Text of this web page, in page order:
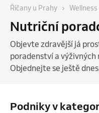
Říčany u Prahy Wellness
Nutriční
Objevte zdravější já
poradenství a
Objednejte se ještě
Podniky v